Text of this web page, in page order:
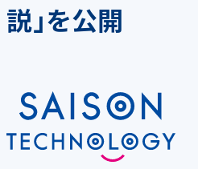
説」を公開